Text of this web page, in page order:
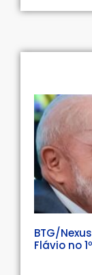
BTG/
Flávio no